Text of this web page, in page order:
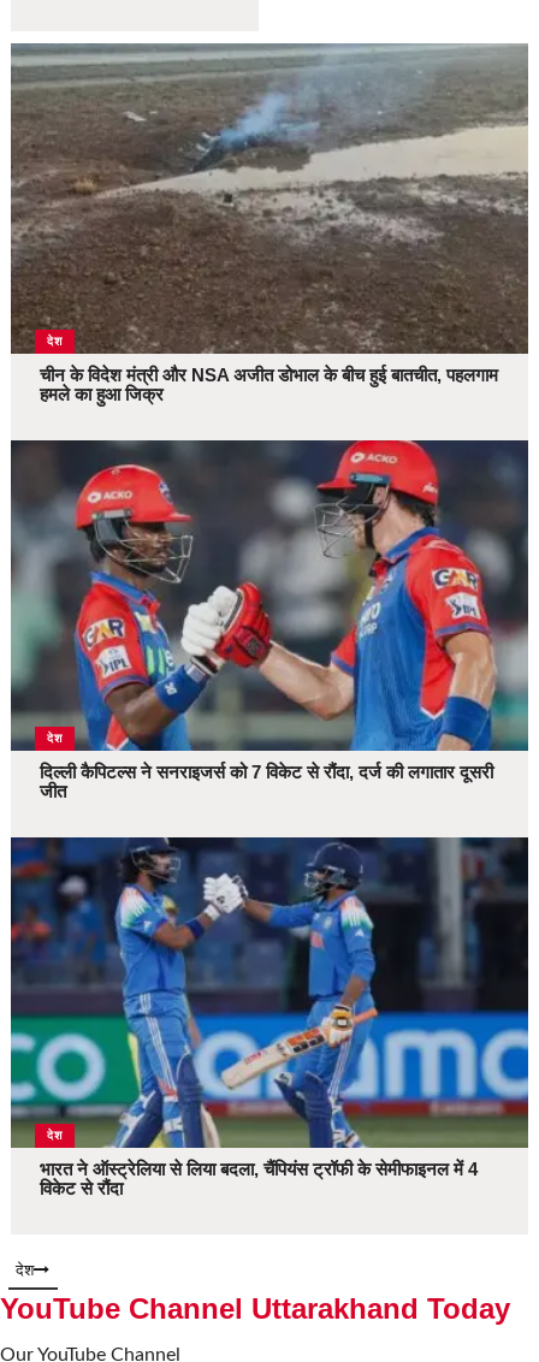
देश
चीन के विदेश मंत्री और NSA अजीत डोभाल के बीच हुई बातचीत, पहलगाम
हमले का हुआ जिक्र
देश
दिल्ली कैपिटल्स ने सनराइजर्स को 7 विकेट से रौंदा, दर्ज की लगातार दूसरी
जीत
देश
भारत ने ऑस्ट्रेलिया से लिया बदला, चैंपियंस ट्रॉफी के सेमीफाइनल में 4
विकेट से रौंदा
देश
YouTube Channel Uttarakhand Today
Our YouTube Channel